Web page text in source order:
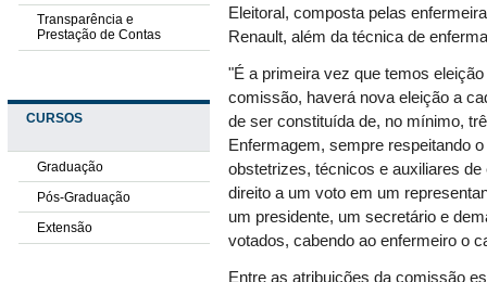
Transparência e
Prestação de Contas
CURSOS
Graduação
Pós-Graduação
Extensão
Eleitoral, composta pelas
Renault, além da técnica de
"É a primeira vez que temos
comissão, haverá nova eleição a
de ser constituída de, no mínimo,
Enfermagem, sempre respeitando
obstetrizes, técnicos e auxiliares
direito a um voto em um
um presidente, um secretário e
votados, cabendo ao enfermeiro o
Entre as atribuições da comissão